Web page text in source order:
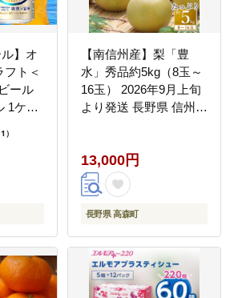
ル】オ
フト＜
ール
1ケー
り 改
おすす
町【価
1）
【南信州産】梨「豊
水」秀品約5kg（8玉～
16玉） 2026年9月上旬
より発送 長野県 信州
梨 旬 旬の果物 旬の梨
ギフト 贈答 ほうすい
JAみなみ信州
13,000円
長野県 高森町